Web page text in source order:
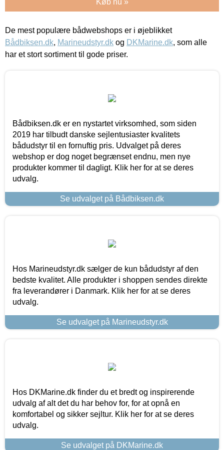
De mest populære bådwebshops er i øjeblikket
Bådbiksen.dk, Marineudstyr.dk og DKMarine.dk, som alle
har et stort sortiment til gode priser.
Bådbiksen.dk er en nystartet virksomhed, som siden
2019 har tilbudt danske sejlentusiaster kvalitets
bådudstyr til en fornuftig pris. Udvalget på deres
webshop er dog noget begrænset endnu, men nye
produkter kommer til dagligt. Klik her for at se deres
udvalg.
Se udvalget på Bådbiksen.dk
Hos Marineudstyr.dk sælger de kun bådudstyr af den
bedste kvalitet. Alle produkter i shoppen sendes direkte
fra leverandører i Danmark. Klik her for at se deres
udvalg.
Se udvalget på Marineudstyr.dk
Hos DKMarine.dk finder du et bredt og inspirerende
udvalg af alt det du har behov for, for at opnå en
komfortabel og sikker sejltur. Klik her for at se deres
udvalg.
Se udvalget på DKMarine.dk